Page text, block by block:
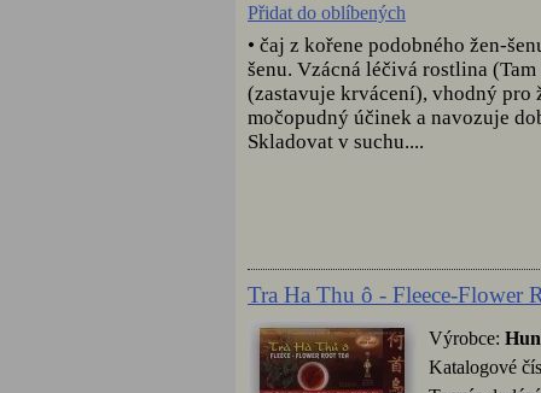
Přidat do oblíbených
• čaj z kořene podobného žen-
šenu. Vzácná léčivá rostlina
(zastavuje krvácení), vhodný
močopudný účinek a navozuje
Skladovat v suchu....
Tra Ha Thu ô - Fleece-Flower
Výrobce:
Katalogové